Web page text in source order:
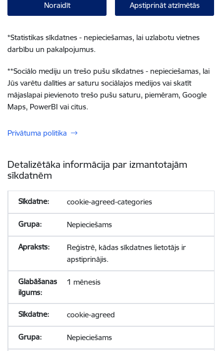
Noraidīt Apstiprināt atzīmētās
*Statistikas sīkdatnes - nepieciešamas, lai uzlabotu vietnes
darbību un pakalpojumus.
**Sociālo mediju un trešo pušu sīkdatnes - nepieciešamas, lai
Jūs varētu dalīties ar saturu sociālajos medijos vai skatīt
mājaslapai pievienoto trešo pušu saturu, piemēram, Google
Maps, PowerBI vai citus.
Privātuma politika
Detalizētāka informācija par izmantotajām
sīkdatnēm
cookie-agreed-categories
Nepieciešams
Reģistrē, kādas sīkdatnes lietotājs ir
apstiprinājis.
1 mēnesis
cookie-agreed
Nepieciešams